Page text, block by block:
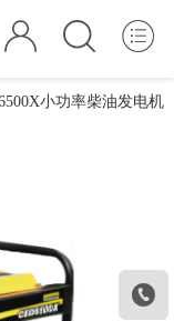

小功率柴油发电机